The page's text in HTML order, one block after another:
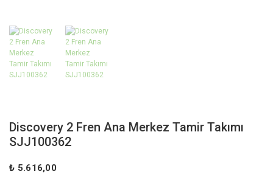
Discovery 2 Fren Ana Merkez Tamir Takımı
SJJ100362
₺ 5.616,00